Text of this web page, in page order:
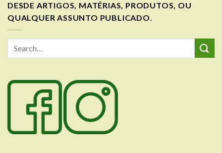
DESDE ARTIGOS, MATÉRIAS, PRODUTOS, OU
QUALQUER ASSUNTO PUBLICADO.